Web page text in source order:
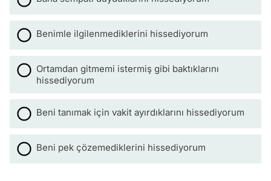
Benimle ilgilenmediklerini hissediyorum
Ortamdan gitmemi istermiş gibi baktıklarını
hissediyorum
Beni tanımak için vakit ayırdıklarını hissediyorum
Beni pek çözemediklerini hissediyorum